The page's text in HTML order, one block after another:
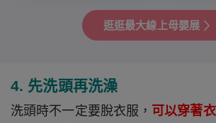
逛逛最大線上母嬰展
4. 先洗頭再洗澡
洗頭時不一定要脫衣服， 可以穿著